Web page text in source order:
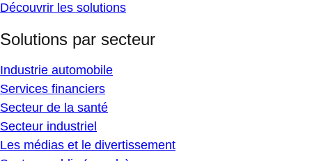
Découvrir les solutions
Solutions par secteur
Industrie automobile
Services financiers
Secteur de la santé
Secteur industriel
Les médias et le divertissement